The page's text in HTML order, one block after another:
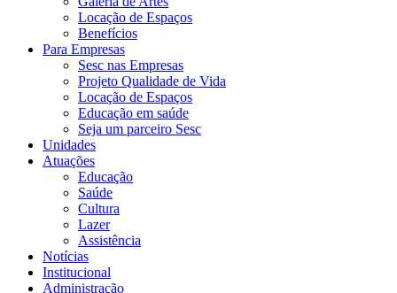
Locação de Espaços
Benefícios
Para Empresas
Sesc nas Empresas
Projeto Qualidade de Vida
Locação de Espaços
Educação em saúde
Seja um parceiro Sesc
Unidades
Atuações
Educação
Saúde
Cultura
Lazer
Assistência
Notícias
Institucional
Administração